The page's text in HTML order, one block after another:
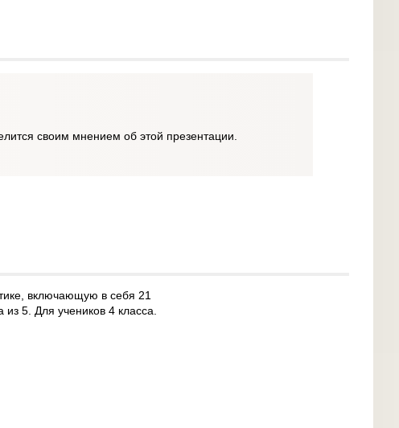
своим мнением об этой презентации.
включающую в себя 21
5. Для учеников 4 класса.